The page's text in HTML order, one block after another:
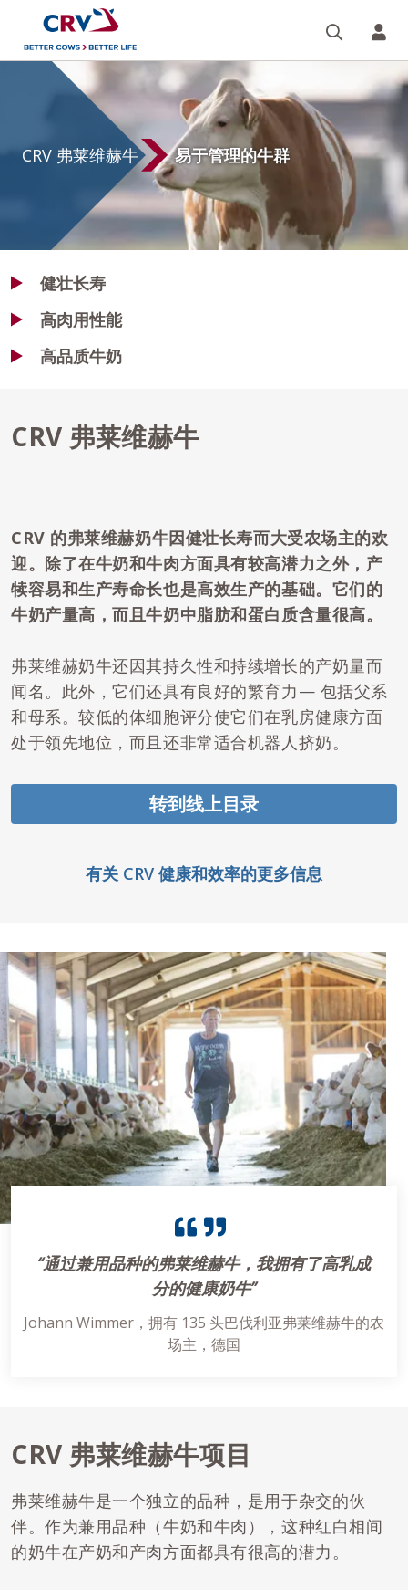
您
CRV
莱
牛
CRV 弗莱维赫牛 易于管理的牛群
健壮长寿
高肉用性能
高品质牛奶
CRV 弗莱维赫牛
CRV 的弗莱维赫奶牛因健壮长寿而大受农场主的欢
迎。除了在牛奶和牛肉方面具有较高潜力之外，产
犊容易和生产寿命长也是高效生产的基础。它们的
牛奶产量高，而且牛奶中脂肪和蛋白质含量很高。
弗莱维赫奶牛还因其持久性和持续增长的产奶量而
闻名。此外，它们还具有良好的繁育力— 包括父系
和母系。较低的体细胞评分使它们在乳房健康方面
处于领先地位，而且还非常适合机器人挤奶。
转到线上目录
有关 CRV 健康和效率的更多信息
“通过兼用品种的弗莱维赫牛，我拥有了高乳成
分的健康奶牛”
Johann Wimmer，拥有 135 头巴伐利亚弗莱维赫牛的农
场主，德国
CRV 弗莱维赫牛项目
弗莱维赫牛是一个独立的品种，是用于杂交的伙
伴。作为兼用品种（牛奶和牛肉），这种红白相间
的奶牛在产奶和产肉方面都具有很高的潜力。